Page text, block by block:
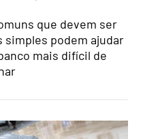
que devem ser
simples podem ajudar
mais difícil de